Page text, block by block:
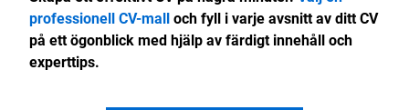
professionell CV-malloch fyll i varje avsnitt av ditt CV
på ett ögonblick med hjälp av färdigt innehåll och
experttips.